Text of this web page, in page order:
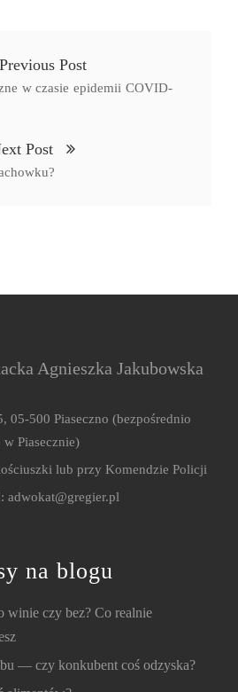
Previous Post
w czasie epidemii COVID-
Post
Agnieszka Jakubowska
05-500 Piaseczno (bezpośrednio
Piasecznie)
lub przy Komendzie Policji
adwokat@gregier.pl
na blogu
winie czy bez? Co realnie
— czy konkubent coś odzyska?